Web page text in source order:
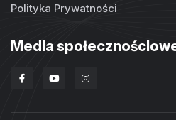
Polityka Prywatności
Media